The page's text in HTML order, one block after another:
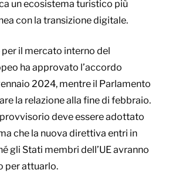
un ecosistema turistico più
con la transizione digitale.
il mercato interno del
ha approvato l’accordo
2024, mentre il Parlamento
la relazione alla fine di febbraio.
deve essere adottato
che la nuova direttiva entri in
gli Stati membri dell’UE avranno
per attuarlo.